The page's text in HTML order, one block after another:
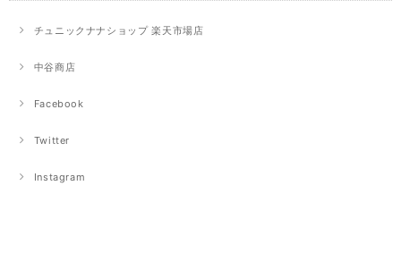
チュニックナナショップ 楽天市場店
中谷商店
Facebook
Twitter
Instagram